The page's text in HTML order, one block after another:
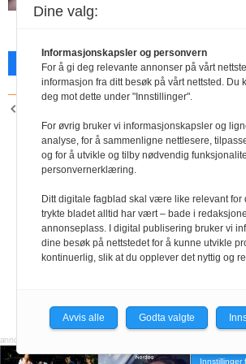
Bestill Negotia-materiell
YS Fordel
Facebook X Skriv ut
Gjensidige
Innstillinger
Dine valg:
Informasjonskapsler og personvern
For å gi deg relevante annonser på vårt
informasjon fra ditt besøk på vårt nettsted. Du
deg mot dette under "Innstillinger".
For øvrig bruker vi informasjonskapsler og
analyse, for å sammenligne nettlesere,
og for å utvikle og tilby nødvendig
personvernerklæring.
Ditt digitale fagblad skal være like relevant for
trykte bladet alltid har vært – bade i
annonseplass. I digital publisering bruker vi
dine besøk på nettstedet for å kunne utvikle
kontinuerlig, slik at du opplever det nyttig og
Avvis alle Godta valgte